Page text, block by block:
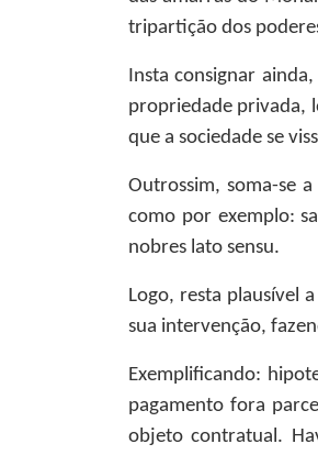
tripartição dos
Insta consignar
propriedade privada,
que a sociedade se
Outrossim, soma-se
como por exemplo:
nobres lato sensu.
Logo, resta plausível
sua intervenção,
Exemplificando:
pagamento fora
objeto contratual.